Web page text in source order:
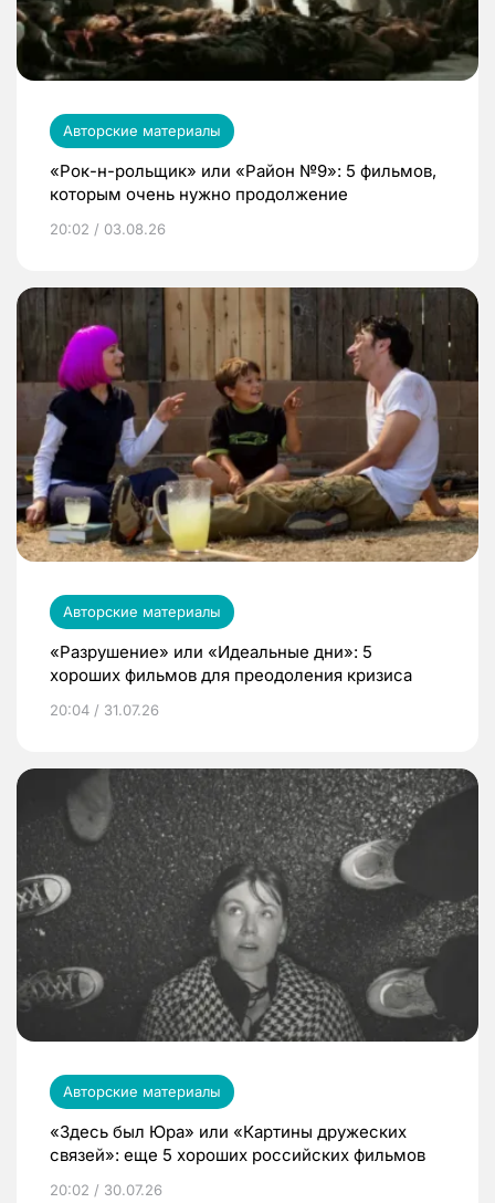
Авторские материалы
«Рок-н-рольщик» или «Район №9»: 5 фильмов,
которым очень нужно продолжение
20:02 / 03.08.26
Авторские материалы
«Разрушение» или «Идеальные дни»: 5
хороших фильмов для преодоления кризиса
20:04 / 31.07.26
Авторские материалы
«Здесь был Юра» или «Картины дружеских
связей»: еще 5 хороших российских фильмов
20:02 / 30.07.26